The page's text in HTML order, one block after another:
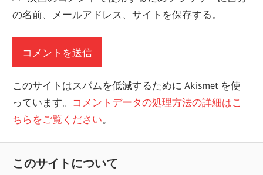
の名前、メールアドレス、サイトを保存する。
このサイトはスパムを低減するために Akismet を使
っています。 コメントデータの処理方法の詳細はこ
ちらをご覧ください。
このサイトについて